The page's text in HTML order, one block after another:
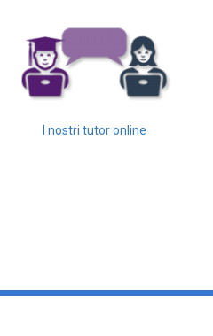
I nostri tutor online